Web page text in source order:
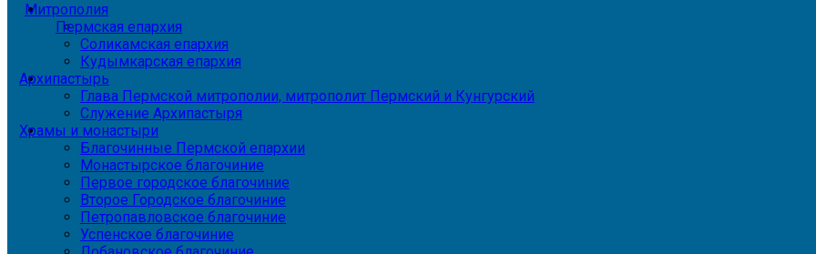
Митрополия
Пермская епархия
Соликамская епархия
Кудымкарская епархия
Архипастырь
Глава Пермской митрополии, митрополит Пермский и Кунгурский
Служение Архипастыря
Храмы и монастыри
Благочинные Пермской епархии
Монастырское благочиние
Первое городское благочиние
Второе Городское благочиние
Петропавловское благочиние
Успенское благочиние